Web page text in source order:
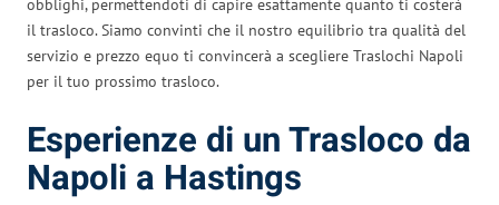
obblighi, permettendoti di capire esattamente quanto ti costerà
il trasloco. Siamo convinti che il nostro equilibrio tra qualità del
servizio e prezzo equo ti convincerà a scegliere Traslochi Napoli
per il tuo prossimo trasloco.
Esperienze di un Trasloco da
Napoli a Hastings